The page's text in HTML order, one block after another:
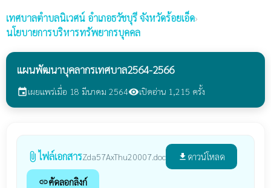
เทศบาลตำบลนิเวศน์ อำเภอธวัชบุรี จังหวัดร้อยเอ็ด›
นโยบายการบริหารทรัพยากรบุคคล
แผนพัฒนาบุคลากรเทศบาล2564-2566
eventเผยแพร่เมื่อ 18 มีนาคม 2564visibilityเปิดอ่าน 1,215 ครั้ง
attach_file ไฟล์เอกสารZda57AxThu20007.doc file_download ดาวน์โหลด
linkคัดลอกลิงก์